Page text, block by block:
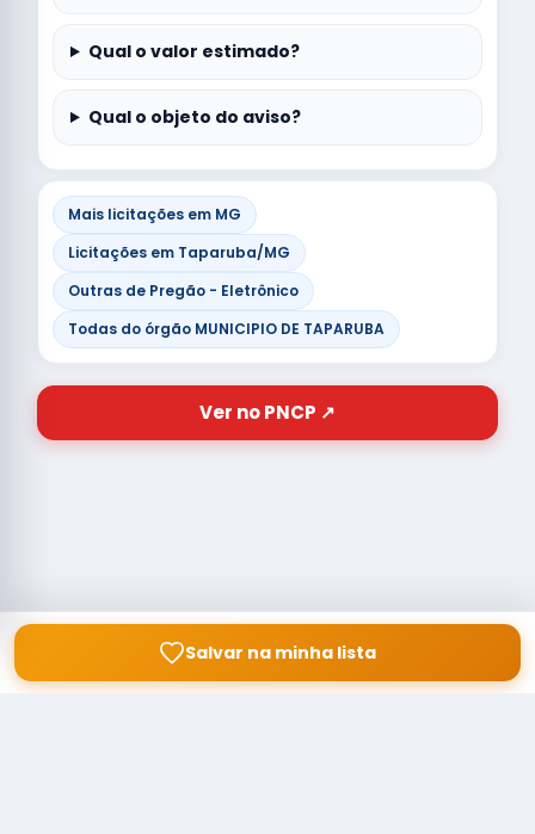
Qual o valor estimado?
Qual o objeto do aviso?
Mais licitações em MG
Licitações em Taparuba/MG
Outras de Pregão - Eletrônico
Todas do órgão MUNICIPIO DE TAPARUBA
Ver no PNCP ↗
Salvar na minha lista